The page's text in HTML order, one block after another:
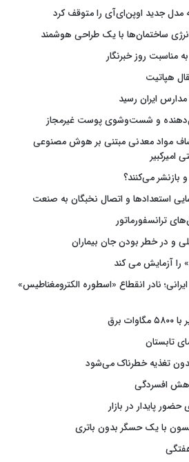
مدل جدید اوپن‌ای‌آی را متوقف کرد
مناسبت روز خبرنگار
هپاتیت
ایران رسید
و شست‌وشوی پوست غیرمجاز
مواد معدنی مبتنی بر هوش مصنوعی
بازنشر می‌کنند؟
استعدادها و اتصال نخبگان به صنعت
ترانسفورماتور
و در خطر بودن جان بیماران
را آزمایش می کند
نادر انقطاع «اسطوره الکترومغناطیس»
برق
تابستان
تغذیه خطرناک می‌شود
کاهش افسردگی
پایدار در بازار
با یک حسگر بدون باتری